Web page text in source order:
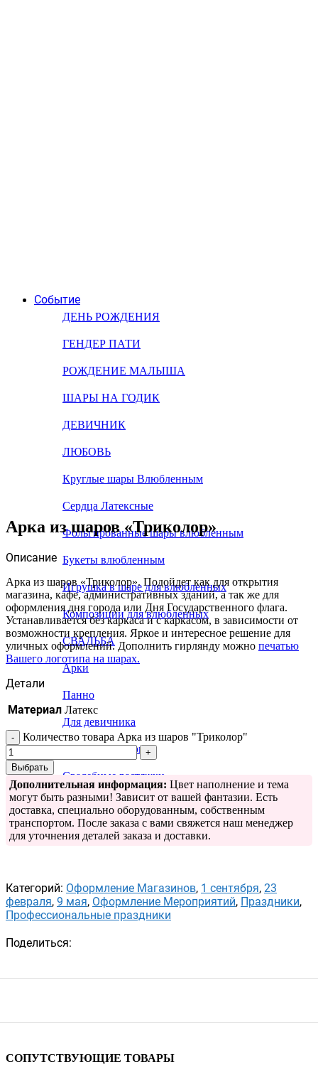
Событие
ДЕНЬ РОЖДЕНИЯ
ГЕНДЕР ПАТИ
РОЖДЕНИЕ МАЛЫША
ШАРЫ НА ГОДИК
ДЕВИЧНИК
ЛЮБОВЬ
Круглые шары Влюбленным
Сердца Латексные
Фольгированные шары влюбленным
Букеты влюбленным
Игрушка в шаре для влюбленных
Композиции для влюбленных
СВАДЬБА
Арки
Панно
Для девичника
Свадебные шары
Свадебные растяжки
Арка из шаров «Триколор»
Описание
Арка из шаров «Триколор». Подойдет как для открытия
магазина, кафе, административных зданий, а так же для
оформления дня города или Дня Государственного флага.
Устанавливается без каркаса и с каркасом, в зависимости от
возможности крепления. Яркое и интересное решение для
уличных оформлений. Дополнить гирлянду можно печатью
Вашего логотипа на шарах.
Детали
Материал Латекс
Количество товара Арка из шаров "Триколор"
Выбрать
Дополнительная информация: Цвет наполнение и тема
могут быть разными! Зависит от вашей фантазии. Есть
доставка, специально оборудованным, собственным
транспортом. После заказа с вами свяжется наш менеджер
для уточнения деталей заказа и доставки.
Категорий: Оформление Магазинов, 1 сентября, 23
февраля, 9 мая, Оформление Мероприятий, Праздники,
Профессиональные праздники
Поделиться:
СОПУТСТВУЮЩИЕ ТОВАРЫ